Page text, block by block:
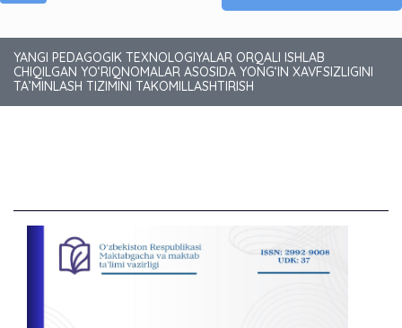
YANGI PEDAGOGIK TEXNOLOGIYALAR ORQALI ISHLAB
CHIQILGAN YO‘RIQNOMALAR ASOSIDA YONG‘IN XAVFSIZLIGINI
TA’MINLASH TIZIMINI TAKOMILLASHTIRISH